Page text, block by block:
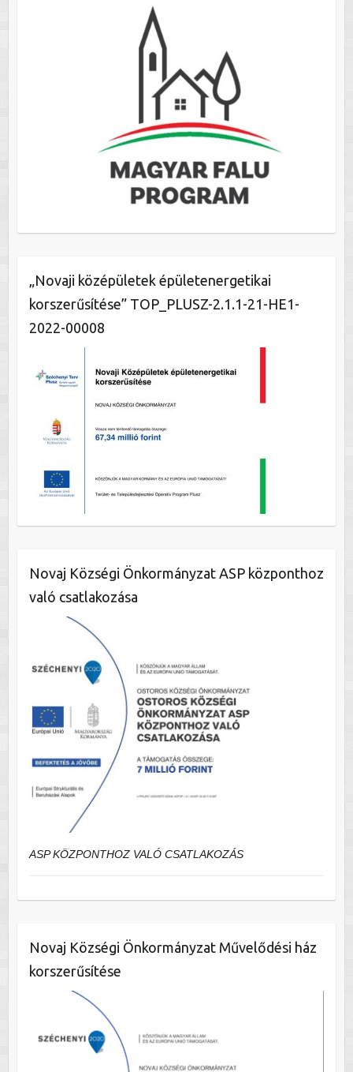
„Novaji középületek épületenergetikai
korszerűsítése” TOP_PLUSZ-2.1.1-21-HE1-
2022-00008
Novaj Községi Önkormányzat ASP központhoz
való csatlakozása
ASP KÖZPONTHOZ VALÓ CSATLAKOZÁS
Novaj Községi Önkormányzat Művelődési ház
korszerűsítése